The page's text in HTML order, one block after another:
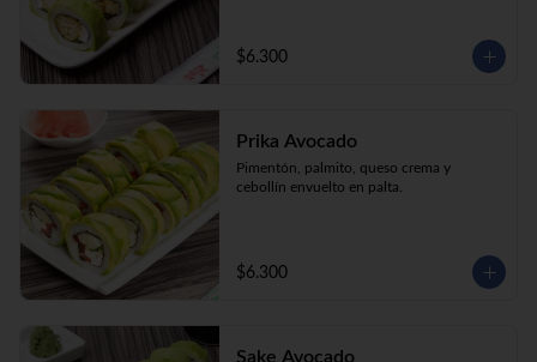
$6.300
Prika Avocado
Pimentón, palmito, queso crema y
cebollín envuelto en palta.
$6.300
Sake Avocado